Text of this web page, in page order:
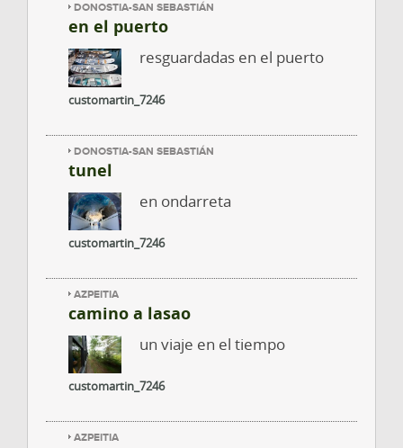
DONOSTIA-SAN SEBASTIÁN
en el puerto
resguardadas en el puerto
customartin_7246
DONOSTIA-SAN SEBASTIÁN
tunel
en ondarreta
customartin_7246
AZPEITIA
camino a lasao
un viaje en el tiempo
customartin_7246
AZPEITIA